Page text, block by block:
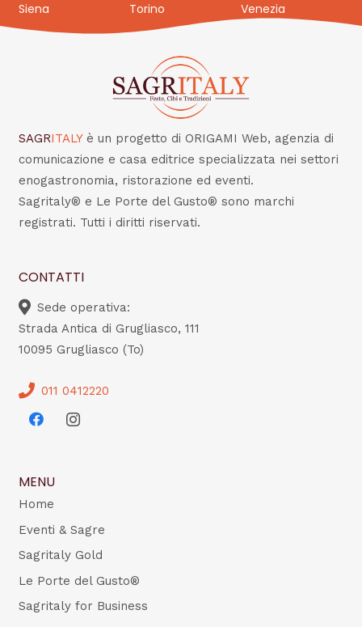
Siena
Torino Venezia
SAGRITALY è un progetto di ORIGAMI Web, agenzia di
comunicazione e casa editrice specializzata nei settori
enogastronomia, ristorazione ed eventi.
Sagritaly® e Le Porte del Gusto® sono marchi
registrati. Tutti i diritti riservati.
CONTATTI
Sede operativa:
Strada Antica di Grugliasco, 111
10095 Grugliasco (To)
011 0412220
MENU
Home
Eventi & Sagre
Sagritaly Gold
Le Porte del Gusto®
Sagritaly for Business